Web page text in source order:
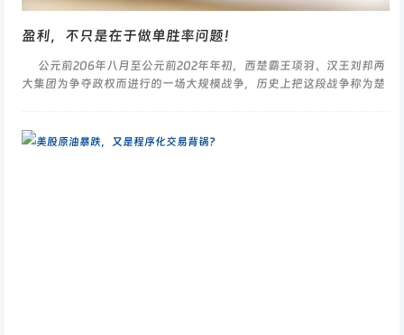
盈利，不只是在于做单胜率问题！
公元前206年八月至公元前202年年初，西楚霸王项羽、汉王刘邦两
大集团为争夺政权而进行的一场大规模战争，历史上把这段战争称为楚